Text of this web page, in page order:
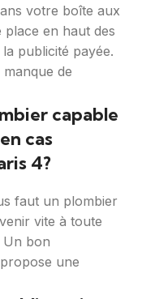
votre boîte aux
place en haut des
publicité payée.
de
capable
cas
4?
faut un plombier
vite à toute
Un bon
une